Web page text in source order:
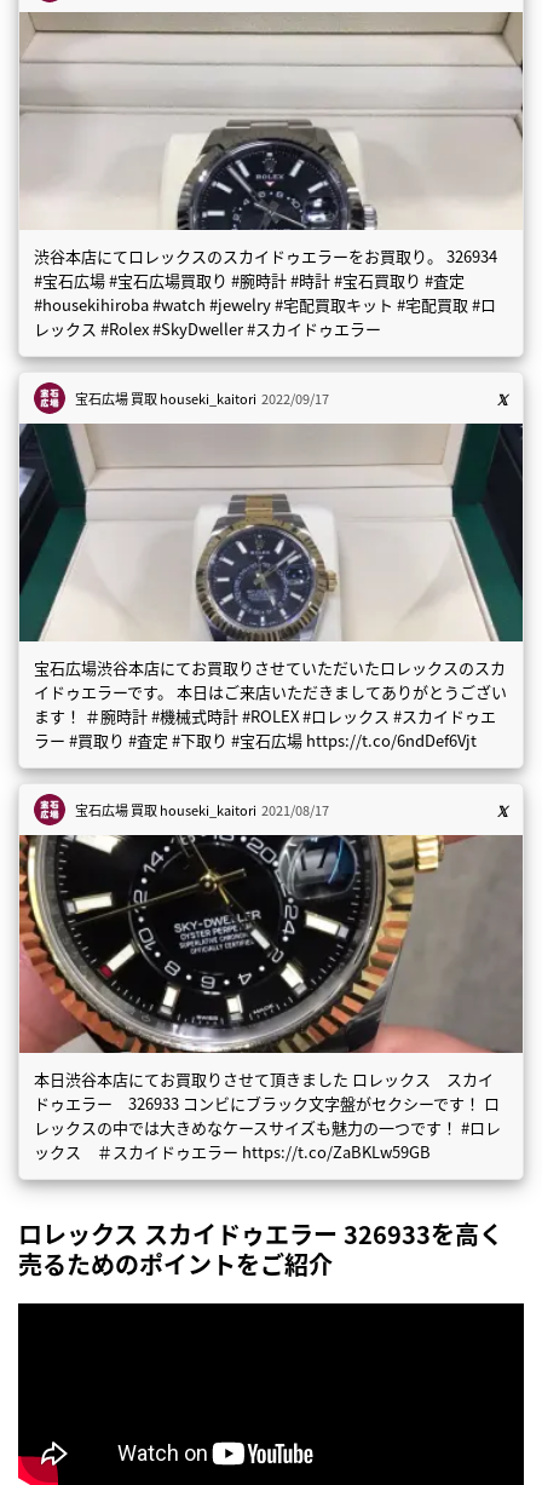
渋谷本店にてロレックスのスカイドゥエラーをお買取り。 326934
#宝石広場 #宝石広場買取り #腕時計 #時計 #宝石買取り #査定
#housekihiroba #watch #jewelry #宅配買取キット #宅配買取 #ロ
レックス #Rolex #SkyDweller #スカイドゥエラー
宝石広場 買取houseki_kaitori 2022/09/17
宝石広場渋谷本店にてお買取りさせていただいたロレックスのスカ
イドゥエラーです。 本日はご来店いただきましてありがとうござい
ます！ ＃腕時計 #機械式時計 #ROLEX #ロレックス #スカイドゥエ
ラー #買取り #査定 #下取り #宝石広場 https://t.co/6ndDef6Vjt
宝石広場 買取houseki_kaitori 2021/08/17
本日渋谷本店にてお買取りさせて頂きました ロレックス スカイ
ドゥエラー 326933 コンビにブラック文字盤がセクシーです！ ロ
レックスの中では大きめなケースサイズも魅力の一つです！ #ロレ
ックス ＃スカイドゥエラー https://t.co/ZaBKLw59GB
ロレックス スカイドゥエラー 326933を高く
売るためのポイントをご紹介